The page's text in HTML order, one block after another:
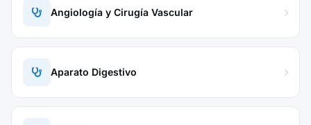
Angiología y Cirugía Vascular
Aparato Digestivo